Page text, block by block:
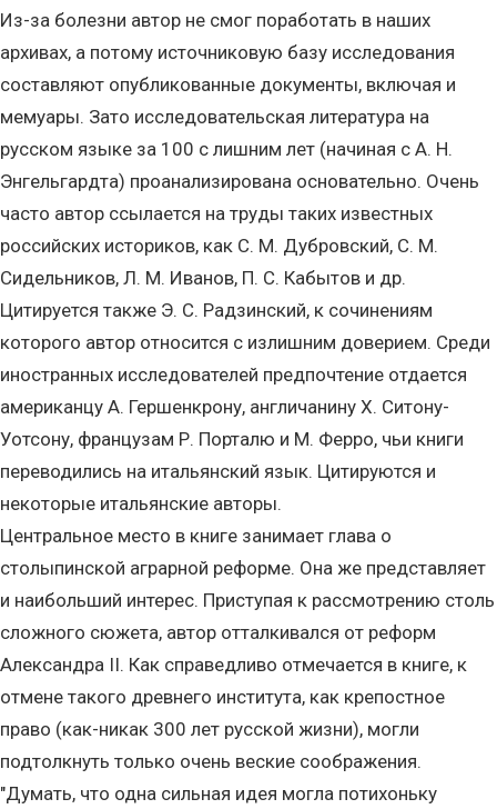
Из-за болезни автор не смог поработать в наших
архивах, а потому источниковую базу исследования
составляют опубликованные документы, включая и
мемуары. Зато исследовательская литература на
русском языке за 100 с лишним лет (начиная с А. Н.
Энгельгардта) проанализирована основательно. Очень
часто автор ссылается на труды таких известных
российских историков, как С. М. Дубровский, С. М.
Сидельников, Л. М. Иванов, П. С. Кабытов и др.
Цитируется также Э. С. Радзинский, к сочинениям
которого автор относится с излишним доверием. Среди
иностранных исследователей предпочтение отдается
американцу А. Гершенкрону, англичанину X. Ситону-
Уотсону, французам Р. Порталю и М. Ферро, чьи книги
переводились на итальянский язык. Цитируются и
некоторые итальянские авторы.
Центральное место в книге занимает глава о
столыпинской аграрной реформе. Она же представляет
и наибольший интерес. Приступая к рассмотрению столь
сложного сюжета, автор отталкивался от реформ
Александра II. Как справедливо отмечается в книге, к
отмене такого древнего института, как крепостное
право (как-никак 300 лет русской жизни), могли
подтолкнуть только очень веские соображения.
"Думать, что одна сильная идея могла потихоньку